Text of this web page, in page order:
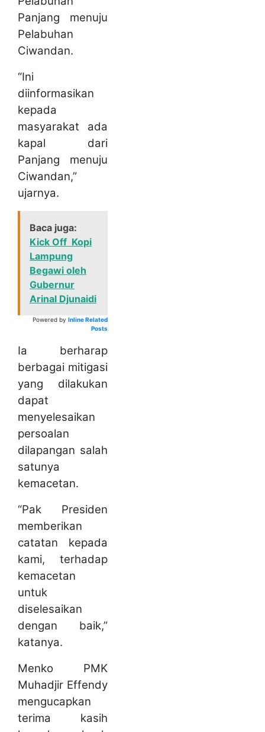
Panjang menuju
Pelabuhan
Ciwandan.
“Ini
diinformasikan
kepada
masyarakat ada
kapal dari
Panjang menuju
Ciwandan,”
ujarnya.
Baca juga:
Kick Off Kopi
Lampung
Begawi oleh
Gubernur
Arinal Djunaidi
Powered by Inline Related
Posts
Ia berharap
berbagai mitigasi
yang dilakukan
dapat
menyelesaikan
persoalan
dilapangan salah
satunya
kemacetan.
“Pak Presiden
memberikan
catatan kepada
kami, terhadap
kemacetan
untuk
diselesaikan
dengan baik,”
katanya.
Menko PMK
Muhadjir Effendy
mengucapkan
terima kasih